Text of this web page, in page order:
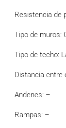
Resistencia de
Tipo de muros:
Tipo de techo:
Distancia entre
Andenes: –
Rampas: –